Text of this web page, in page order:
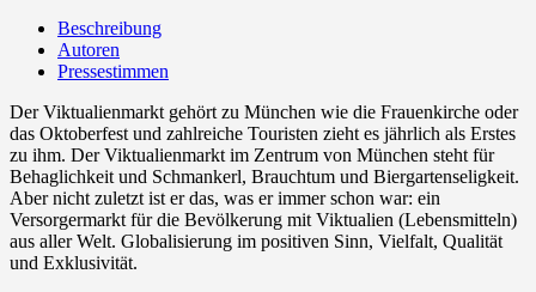
Beschreibung
Autoren
Pressestimmen
Der Viktualienmarkt gehört zu München wie die Frauenkirche oder
das Oktoberfest und zahlreiche Touristen zieht es jährlich als Erstes
zu ihm. Der Viktualienmarkt im Zentrum von München steht für
Behaglichkeit und Schmankerl, Brauchtum und Biergartenseligkeit.
Aber nicht zuletzt ist er das, was er immer schon war: ein
Versorgermarkt für die Bevölkerung mit Viktualien (Lebensmitteln)
aus aller Welt. Globalisierung im positiven Sinn, Vielfalt, Qualität
und Exklusivität.